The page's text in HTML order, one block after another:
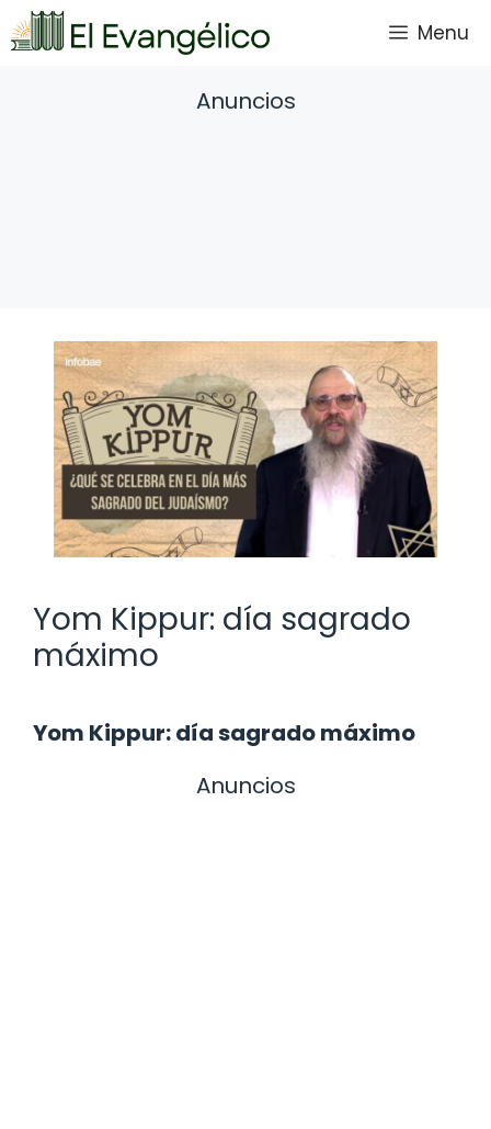
Saltar
al
Menu
Anuncios
Yom Kippur: día sagrado
máximo
Yom Kippur: día sagrado máximo
Anuncios